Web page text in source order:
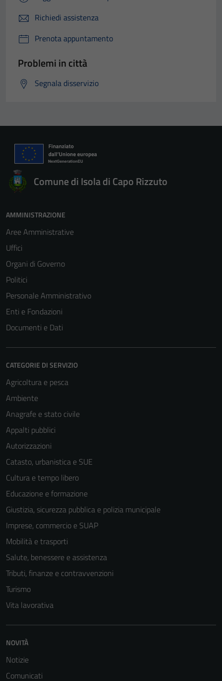
Richiedi assistenza
Prenota appuntamento
Problemi in città
Segnala disservizio
Comune di Isola di Capo Rizzuto
AMMINISTRAZIONE
Aree Amministrative
Uffici
Organi di Governo
Politici
Personale Amministrativo
Enti e Fondazioni
Documenti e Dati
CATEGORIE DI SERVIZIO
Agricoltura e pesca
Ambiente
Anagrafe e stato civile
Appalti pubblici
Autorizzazioni
Catasto, urbanistica e SUE
Cultura e tempo libero
Educazione e formazione
Giustizia, sicurezza pubblica e polizia municipale
Imprese, commercio e SUAP
Mobilità e trasporti
Salute, benessere e assistenza
Tributi, finanze e contravvenzioni
Turismo
Vita lavorativa
NOVITÀ
Notizie
Comunicati